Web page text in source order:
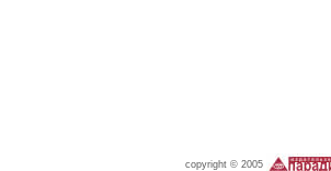
copyright © 2005